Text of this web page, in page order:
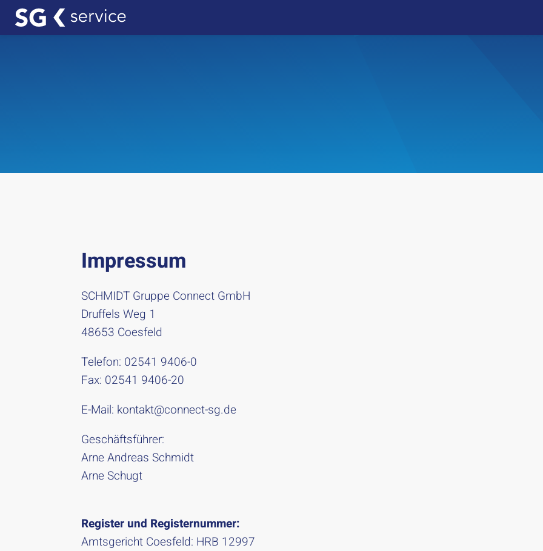
Impressum
SCHMIDT Gruppe Connect GmbH
Druffels Weg 1
48653 Coesfeld
Telefon: 02541 9406-0
Fax: 02541 9406-20
E-Mail: kontakt@connect-sg.de
Geschäftsführer:
Arne Andreas Schmidt
Arne Schugt
Register und Registernummer:
Amtsgericht Coesfeld: HRB 12997